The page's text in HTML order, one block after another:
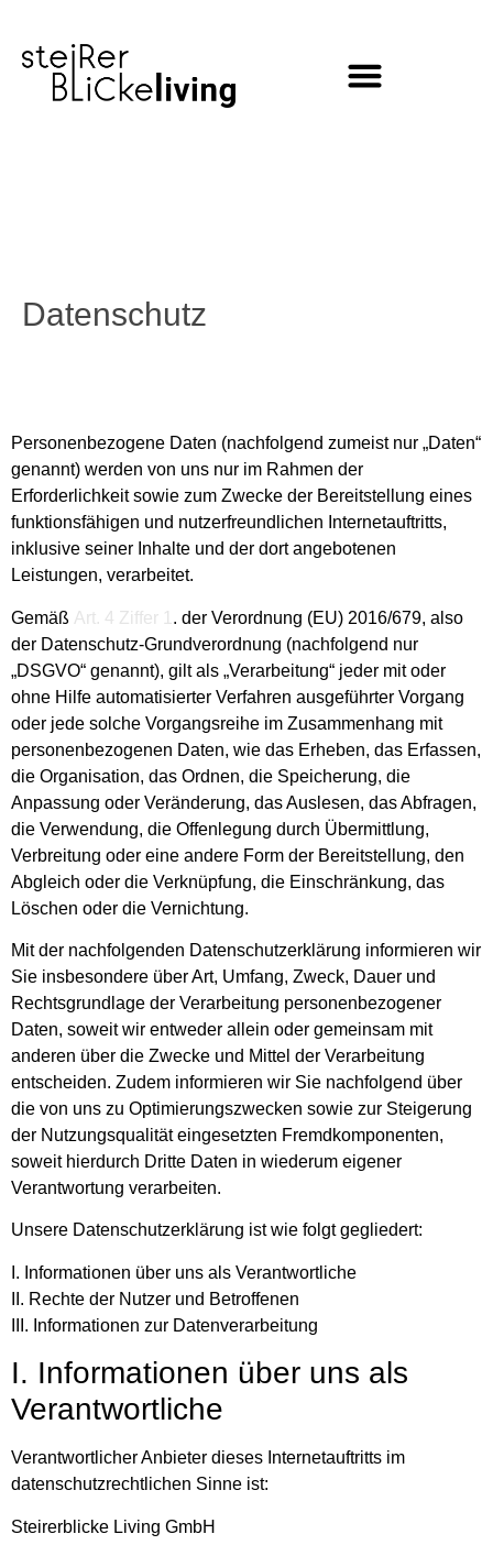
Datenschutz
Personenbezogene Daten (nachfolgend zumeist nur „Daten“
genannt) werden von uns nur im Rahmen der
Erforderlichkeit sowie zum Zwecke der Bereitstellung eines
funktionsfähigen und nutzerfreundlichen Internetauftritts,
inklusive seiner Inhalte und der dort angebotenen
Leistungen, verarbeitet.
Gemäß Art. 4 Ziffer 1 . der Verordnung (EU) 2016/679, also
der Datenschutz-Grundverordnung (nachfolgend nur
„DSGVO“ genannt), gilt als „Verarbeitung“ jeder mit oder
ohne Hilfe automatisierter Verfahren ausgeführter Vorgang
oder jede solche Vorgangsreihe im Zusammenhang mit
personenbezogenen Daten, wie das Erheben, das Erfassen,
die Organisation, das Ordnen, die Speicherung, die
Anpassung oder Veränderung, das Auslesen, das Abfragen,
die Verwendung, die Offenlegung durch Übermittlung,
Verbreitung oder eine andere Form der Bereitstellung, den
Abgleich oder die Verknüpfung, die Einschränkung, das
Löschen oder die Vernichtung.
Mit der nachfolgenden Datenschutzerklärung informieren wir
Sie insbesondere über Art, Umfang, Zweck, Dauer und
Rechtsgrundlage der Verarbeitung personenbezogener
Daten, soweit wir entweder allein oder gemeinsam mit
anderen über die Zwecke und Mittel der Verarbeitung
entscheiden. Zudem informieren wir Sie nachfolgend über
die von uns zu Optimierungszwecken sowie zur Steigerung
der Nutzungsqualität eingesetzten Fremdkomponenten,
soweit hierdurch Dritte Daten in wiederum eigener
Verantwortung verarbeiten.
Unsere Datenschutzerklärung ist wie folgt gegliedert:
I. Informationen über uns als Verantwortliche
II. Rechte der Nutzer und Betroffenen
III. Informationen zur Datenverarbeitung
I. Informationen über uns als
Verantwortliche
Verantwortlicher Anbieter dieses Internetauftritts im
datenschutzrechtlichen Sinne ist:
Steirerblicke Living GmbH